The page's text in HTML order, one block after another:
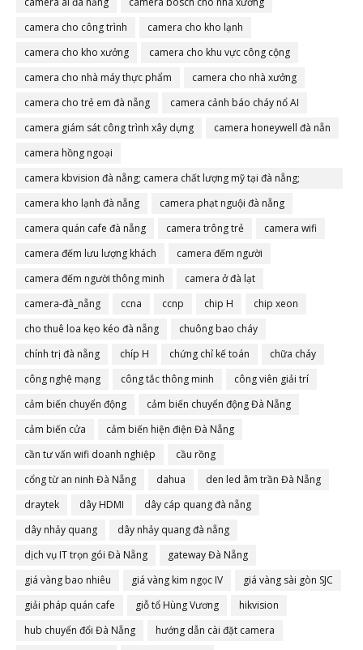
camera cho công trình
camera cho kho lạnh
camera cho kho xưởng
camera cho khu vực công cộng
camera cho nhà máy thực phẩm
camera cho nhà xưởng
camera cho trẻ em đà nẵng
camera cảnh báo cháy nổ AI
camera giám sát công trình xây dựng
camera honeywell đà nẵn
camera hồng ngoại
camera kbvision đà nẵng; camera chất lượng mỹ tại đà nẵng;
camera đà nẵng
camera kho lạnh đà nẵng
camera phạt nguội đà nẵng
camera quán cafe đà nẵng
camera trông trẻ
camera wifi
camera đếm lưu lượng khách
camera đếm người
camera đếm người thông minh
camera ở đà lạt
camera-đà_nẵng
ccna ccnp chip H
chip xeon
cho thuê loa kẹo kéo đà nẵng
chuông bao cháy
chính trị đà nẵng
chíp H chứng chỉ kế toán
chữa cháy
công nghệ mạng
công tắc thông minh
công viên giải trí
cảm biến chuyển động
cảm biến chuyển động Đà Nẵng
cảm biến cửa
cảm biến hiện điện Đà Nẵng
cần tư vấn wifi doanh nghiệp
cầu rồng
cổng từ an ninh Đà Nẵng
dahua
den led âm trần Đà Nẵng
draytek
dây HDMI
dây cáp quang đà nẵng
dây nhảy quang
dây nhảy quang đà nẵng
dịch vụ IT trọn gói Đà Nẵng
gateway Đà Nẵng
giá vàng bao nhiêu
giá vàng kim ngọc IV
giá vàng sài gòn SJC
giải pháp quán cafe
giỗ tổ Hùng Vương
hikvision
hub chuyển đổi Đà Nẵng
hướng dẫn cài đặt camera